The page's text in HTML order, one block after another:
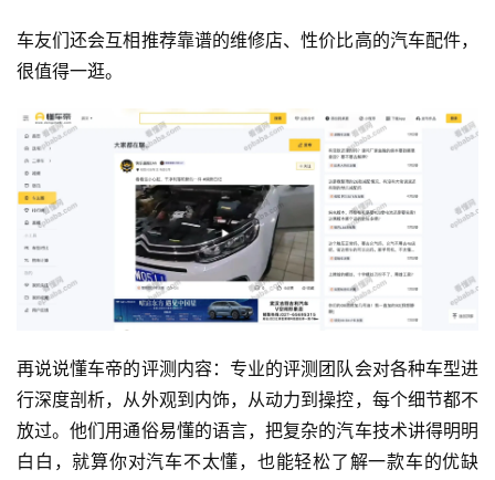
运
营
车友们还会互相推荐靠谱的维修店、性价比高的汽车配件，
很值得一逛。
再说说懂车帝的评测内容：专业的评测团队会对各种车型进
行深度剖析，从外观到内饰，从动力到操控，每个细节都不
放过。他们用通俗易懂的语言，把复杂的汽车技术讲得明明
白白，就算你对汽车不太懂，也能轻松了解一款车的优缺